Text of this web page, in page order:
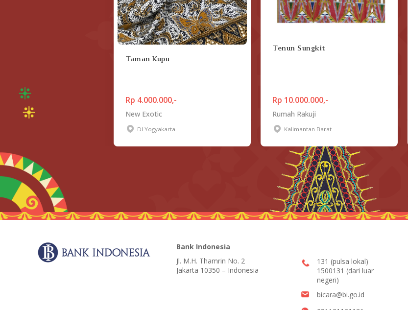
Taman Kupu
Rp 4.000.000,-
New Exotic
DI Yogyakarta
Tenun Sungkit
Rp 10.000.000,-
Rumah Rakuji
Kalimantan Barat
Bank Indonesia
Jl. M.H. Thamrin No. 2
Jakarta 10350 – Indonesia
131 (pulsa lokal)
1500131 (dari luar
negeri)
bicara@bi.go.id